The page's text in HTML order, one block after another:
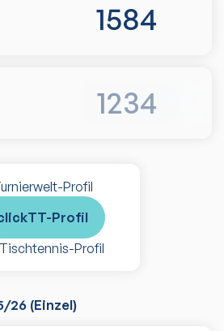
1584
1234
Profil
Profil
Profil
26 (Einzel)